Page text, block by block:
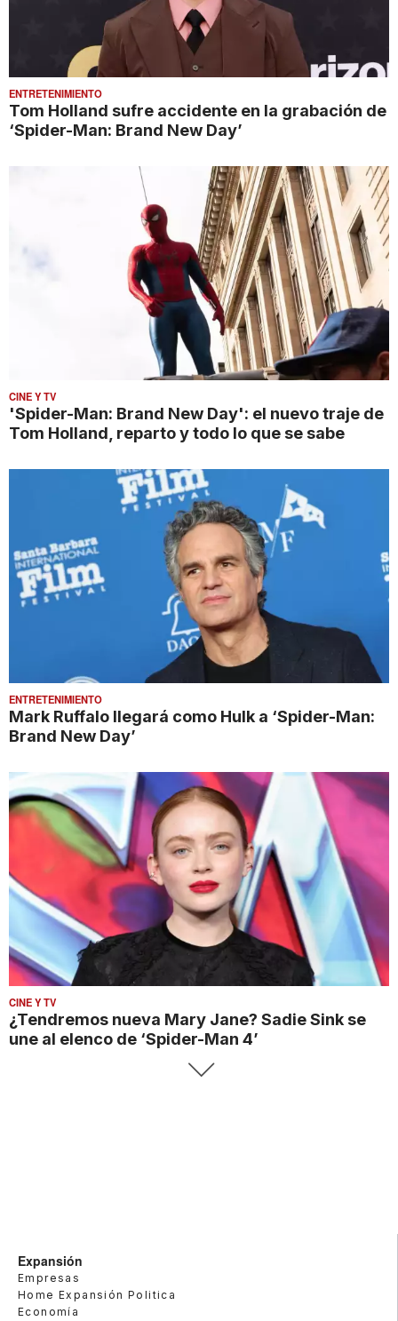
ENTRETENIMIENTO
Tom Holland sufre accidente en la grabación de
‘Spider-Man: Brand New Day’
CINE Y TV
'Spider-Man: Brand New Day': el nuevo traje de
Tom Holland, reparto y todo lo que se sabe
ENTRETENIMIENTO
Mark Ruffalo llegará como Hulk a ‘Spider-Man:
Brand New Day’
CINE Y TV
¿Tendremos nueva Mary Jane? Sadie Sink se
une al elenco de ‘Spider-Man 4’
Expansión
Empresas
Home Expansión Politica
Economía